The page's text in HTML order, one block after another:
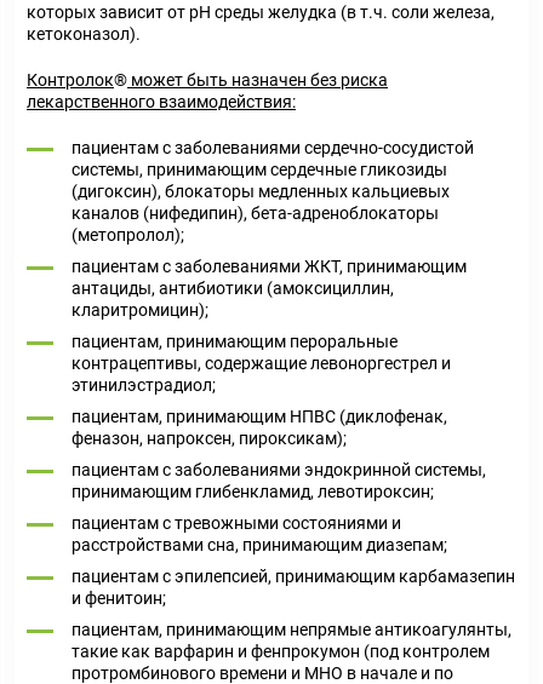
которых зависит от рН среды желудка (в т.ч. соли железа,
кетоконазол).
Контролок® может быть назначен без риска
лекарственного взаимодействия:
пациентам с заболеваниями сердечно-сосудистой
системы, принимающим сердечные гликозиды
(дигоксин), блокаторы медленных кальциевых
каналов (нифедипин), бета-адреноблокаторы
(метопролол);
пациентам с заболеваниями ЖКТ, принимающим
антациды, антибиотики (амоксициллин,
кларитромицин);
пациентам, принимающим пероральные
контрацептивы, содержащие левоноргестрел и
этинилэстрадиол;
пациентам, принимающим НПВС (диклофенак,
феназон, напроксен, пироксикам);
пациентам с заболеваниями эндокринной системы,
принимающим глибенкламид, левотироксин;
пациентам с тревожными состояниями и
расстройствами сна, принимающим диазепам;
пациентам с эпилепсией, принимающим карбамазепин
и фенитоин;
пациентам, принимающим непрямые антикоагулянты,
такие как варфарин и фенпрокумон (под контролем
протромбинового времени и МНО в начале и по